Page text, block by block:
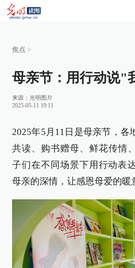
焦点 >
母亲节：用行动说"
来源： 光明图片
2025-05-11 19:11
2025年5月11日是母亲节，各
共读、购书赠母、鲜花传
子们在不同场景下用行动表
母亲的深情，让感恩母爱的暖